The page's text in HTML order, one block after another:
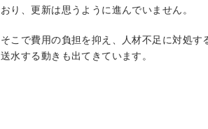
おり、更新は思うように進んでいません。
そこで費用の負担を抑え、人材不足に対処
送水する動きも出てきています。